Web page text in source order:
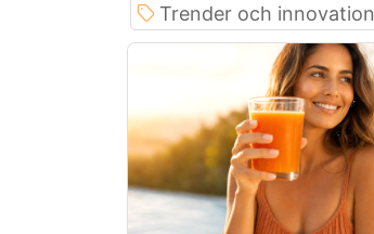
Trender och